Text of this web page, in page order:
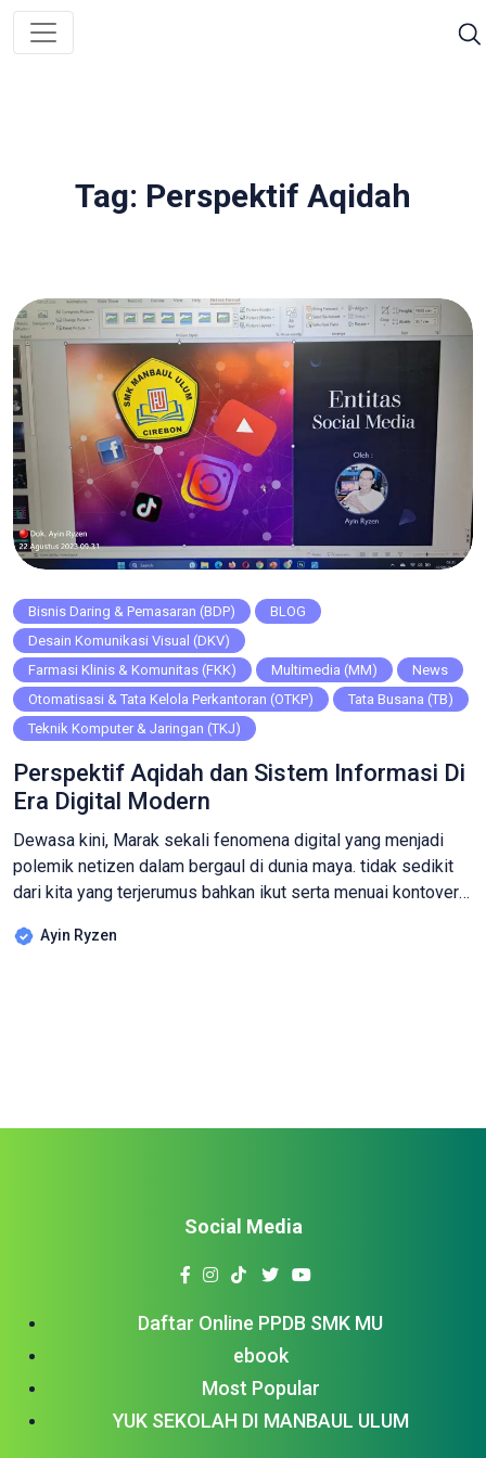
Tag: Perspektif Aqidah
Bisnis Daring & Pemasaran (BDP)
BLOG
Desain Komunikasi Visual (DKV)
Farmasi Klinis & Komunitas (FKK)
Multimedia (MM)
News
Otomatisasi & Tata Kelola Perkantoran (OTKP)
Tata Busana (TB)
Teknik Komputer & Jaringan (TKJ)
Perspektif Aqidah dan Sistem Informasi Di
Era Digital Modern
Dewasa kini, Marak sekali fenomena digital yang menjadi
polemik netizen dalam bergaul di dunia maya. tidak sedikit
dari kita yang terjerumus bahkan ikut serta menuai kontoversi
beberapa kiat khusus untuk senantiasa kondusif menyikapi
Ayin Ryzen
Daftar Online PPDB SMK MU
ebook
Most Popular
YUK SEKOLAH DI MANBAUL ULUM
Social Media